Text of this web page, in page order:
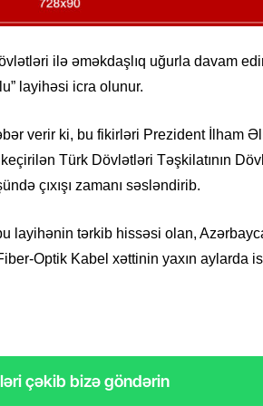
ilə əməkdaşlıq uğurla davam
layihəsi icra olunur.
verir ki, bu fikirləri Prezident İlham
Türk Dövlətləri Təşkilatının
çıxışı zamanı səsləndirib.
layihənin tərkib hissəsi olan,
Optik Kabel xəttinin yaxın aylarda
çəkib bizə göndərin